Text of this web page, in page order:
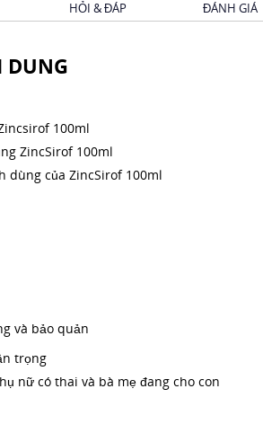
HỎI & ĐÁP ĐÁNH GIÁ
DUNG
100ml
ZincSirof 100ml
dùng của ZincSirof 100ml
và bảo quản
trọng
nữ có thai và bà mẹ đang cho con